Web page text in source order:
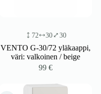
72 30 30
VENTO G-30/72 yläkaappi,
väri: valkoinen / beige
99€